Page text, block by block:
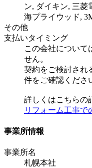
ン, ダイキン, 三菱
海プライウッド,
その他
支払いタイミング
この会社について
せん。
契約をご検討され
件をご確認くださ
詳しくはこちらの
リフォーム工事で
事業所情報
事業所名
札幌本社